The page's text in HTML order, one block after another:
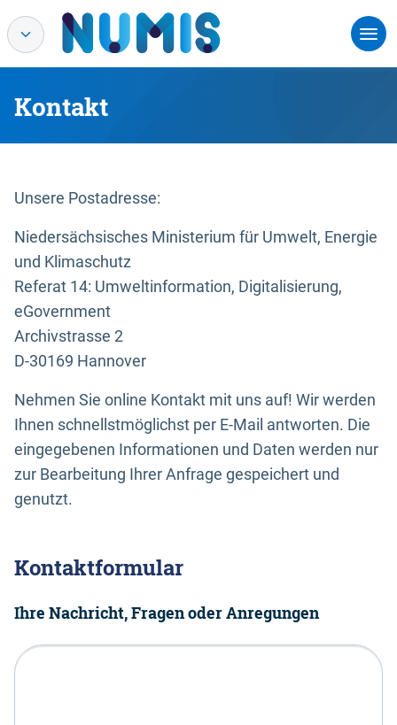
Kontakt
Unsere Postadresse:
Niedersächsisches Ministerium für Umwelt, Energie
und Klimaschutz
Referat 14: Umweltinformation, Digitalisierung,
eGovernment
Archivstrasse 2
D-30169 Hannover
Nehmen Sie online Kontakt mit uns auf! Wir werden
Ihnen schnellstmöglichst per E-Mail antworten. Die
eingegebenen Informationen und Daten werden nur
zur Bearbeitung Ihrer Anfrage gespeichert und
genutzt.
Kontaktformular
Ihre Nachricht, Fragen oder Anregungen